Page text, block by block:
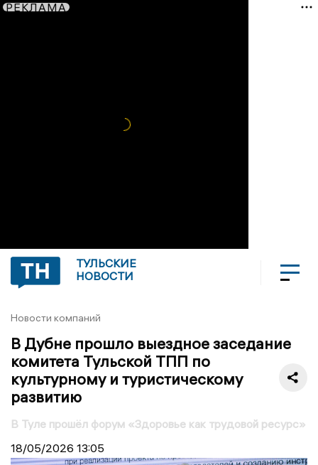
РЕКЛАМА
ТУЛЬСКИЕ
НОВОСТИ
Новости компаний
В Дубне прошло выездное заседание
комитета Тульской ТПП по
культурному и туристическому
развитию
В Туле прошёл форум «Здоровье как трудовой ресурс»
18/05/2026 13:05